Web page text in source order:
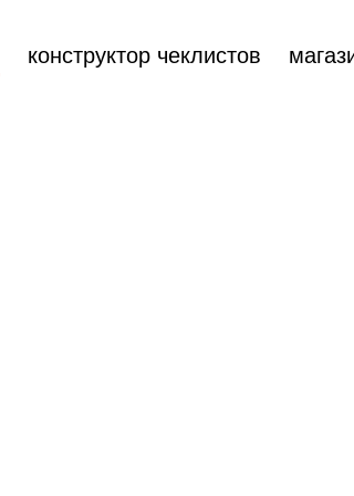
конструктор чеклистов